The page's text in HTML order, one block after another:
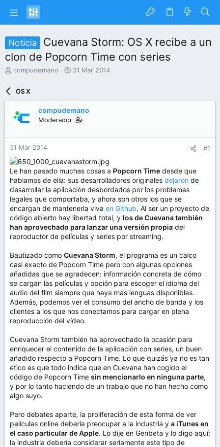
Noticia
Cuevana Storm: OS X recibe a un
clon de Popcorn Time con series
I
a
r
d
e
l
t
e
m
a
compudemano
F
d
e
n
o
31 Mar 2014
OS X
compudemano
Moderador
31 Mar 2014 #1
Le han pasado muchas cosas a Popcorn Time desde que
hablamos de ella: sus desarrolladores originales dejaron de
desarrollar la aplicación desbordados por los problemas
legales que comportaba, y ahora son otros los que se
encargan de mantenerla viva en Github. Al ser un proyecto de
código abierto hay libertad total, y los de Cuevana también
han aprovechado para lanzar una versión propia del
reproductor de películas y series por streaming.
Bautizado como Cuevana Storm, el programa es un calco
casi exacto de Popcorn Time pero con algunas opciones
añadidas que se agradecen: información concreta de cómo
se cargan las películas y opción para escoger el idioma del
audio del film siempre que haya más lenguas disponibles.
Además, podemos ver el consumo del ancho de banda y los
clientes a los que nos conectamos para cargar en plena
reproducción del vídeo.
Cuevana Storm también ha aprovechado la ocasión para
enriquecer el contenido de la aplicación con series, un buen
añadido respecto a Popcorn Time. Lo que quizás ya no es tan
ético es que todo indica que en Cuevana han cogido el
código de Popcorn Time sin mencionarlo en ninguna parte,
y por lo tanto haciendo de un trabajo que no han hecho como
algo suyo.
Pero debates aparte, la proliferación de esta forma de ver
películas online debería preocupar a la industria y a iTunes en
el caso particular de Apple. Lo dije en Genbeta y lo digo aquí:
la industria debería considerar seriamente este tipo de